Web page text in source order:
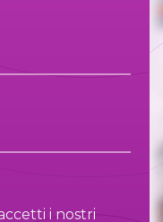
i nostri